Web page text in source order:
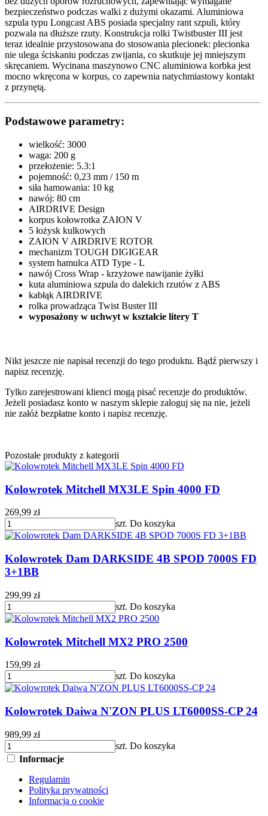
bezpieczeństwo podczas walki z dużymi okazami. Aluminiowa
szpula typu Longcast ABS posiada specjalny rant szpuli, który
pozwala na dłuższe rzuty. Konstrukcja rolki Twistbuster III jest
teraz idealnie przystosowana do stosowania plecionek: plecionka
nie ulega ściskaniu podczas zwijania, co skutkuje jej mniejszym
skręcaniem. Wycinana maszynowo CNC aluminiowa korbka jest
mocno wkręcona w korpus, co zapewnia natychmiastowy kontakt
z przynętą.
Podstawowe parametry:
wielkość: 3000
waga: 200 g
przełożenie: 5.3:1
pojemność: 0,23 mm / 150 m
siła hamowania: 10 kg
nawój: 80 cm
AIRDRIVE Design
korpus kołowrotka ZAION V
5 łożysk kulkowych
ZAION V AIRDRIVE ROTOR
mechanizm TOUGH DIGIGEAR
system hamulca ATD Type - L
nawój Cross Wrap - krzyżowe nawijanie żyłki
kuta aluminiowa szpula do dalekich rzutów z ABS
kabłąk AIRDRIVE
rolka prowadząca Twist Buster III
wyposażony w uchwyt w kształcie litery T
Nikt jeszcze nie napisał recenzji do tego produktu. Bądź pierwszy i
napisz recenzję.
Tylko zarejestrowani klienci mogą pisać recenzje do produktów.
Jeżeli posiadasz konto w naszym sklepie zaloguj się na nie, jeżeli
nie załóż bezpłatne konto i napisz recenzję.
Pozostałe produkty z kategorii
Kolowrotek Mitchell MX3LE Spin 4000 FD
269,99 zł
szt. Do koszyka
Kolowrotek Dam DARKSIDE 4B SPOD 7000S FD
3+1BB
299,99 zł
szt. Do koszyka
Kolowrotek Mitchell MX2 PRO 2500
159,99 zł
szt. Do koszyka
Kolowrotek Daiwa N'ZON PLUS LT6000SS-CP 24
989,99 zł
szt. Do koszyka
Informacje
Regulamin
Polityka prywatności
Informacja o cookie